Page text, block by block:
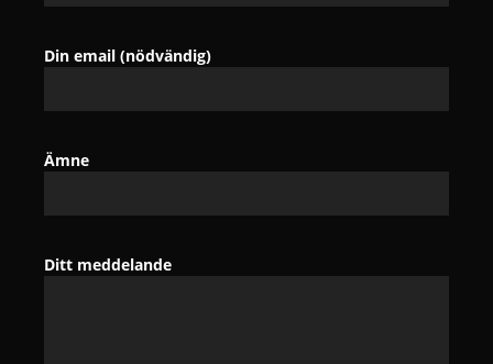
Din email (nödvändig)
Ämne
Ditt meddelande